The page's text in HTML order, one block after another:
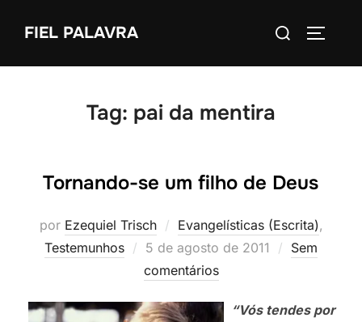
FIEL PALAVRA
Pesquisar
Tag: pai da mentira
Tornando-se um filho de Deus
por Ezequiel Trisch Evangelísticas (Escrita),
Testemunhos
Postado
em
5 de agosto de 2011
Sem
comentários
“Vós tendes por